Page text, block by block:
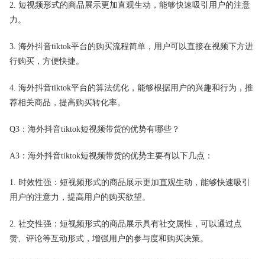
2. 短视频形式的商品展示更加直观生动，能够快速吸引用户的注意
力。
3. 海外抖音tiktok平台的购买流程简单，用户可以直接在视频下方进
行购买，方便快捷。
4. 海外抖音tiktok平台的算法优化，能够根据用户的兴趣和行为，推
荐相关商品，提高购买转化率。
Q3：海外抖音tiktok短视频带货的优势有哪些？
A3：海外抖音tiktok短视频带货的优势主要有以下几点：
1. 时效性强：短视频形式的商品展示更加直观生动，能够快速吸引
用户的注意力，提高用户的购买欲望。
2. 社交性强：短视频形式的商品展示具有社交属性，可以通过点
赞、评论等互动形式，增强用户的参与度和购买决策。